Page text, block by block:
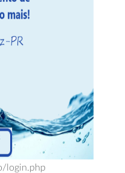
login.php